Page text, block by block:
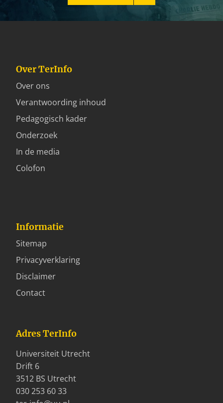
Over TerInfo
Over ons
Verantwoording inhoud
Pedagogisch kader
Onderzoek
In de media
Colofon
Informatie
Sitemap
Privacyverklaring
Disclaimer
Contact
Adres TerInfo
Universiteit Utrecht
Drift 6
3512 BS Utrecht
030 253 60 33